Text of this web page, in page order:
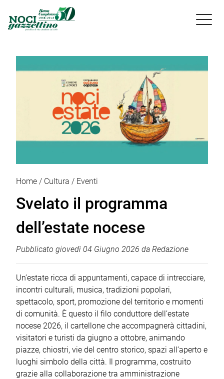

Home Cultura Eventi
Svelato il programma
dell’estate nocese
Pubblicato giovedì 04 Giugno 2026 da Redazione
Un’estate ricca di appuntamenti, capace di intrecciare,
incontri culturali, musica, tradizioni popolari,
spettacolo, sport, promozione del territorio e momenti
di comunità. È questo il filo conduttore dell’estate
nocese 2026, il cartellone che accompagnerà cittadini,
visitatori e turisti da giugno a ottobre, animando
piazze, chiostri, vie del centro storico, spazi all’aperto e
luoghi simbolo della città. Il programma, costruito
grazie alla collaborazione tra amministrazione